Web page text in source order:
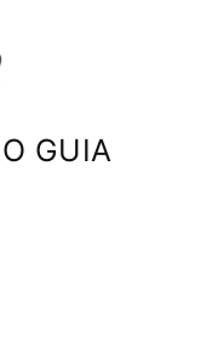
GUIA